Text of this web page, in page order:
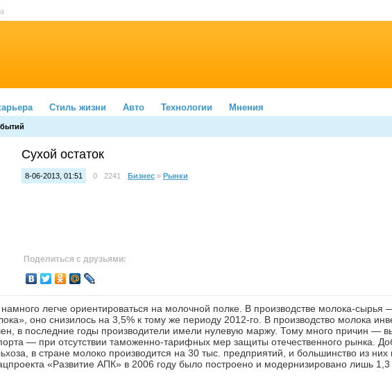
Стиль жизни Авто Технологии Мнения
Сухой остаток
8-06-2013, 01:51 0 2241 Бизнес » Рынки
Поделиться с друзьями:
легче ориентироваться на молочной полке. В производстве молока-сырья
оно снизилось на 3,5% к тому же периоду 2012-го. В производство молока
в последние годы производители имели нулевую маржу. Тому много причин —
— при отсутствии таможенно-тарифных мер защиты отечественного рынка.
в стране молоко производится на 30 тыс. предприятий, и большинство из
«Развитие АПК» в 2006 году было построено и модернизировано лишь 1,3